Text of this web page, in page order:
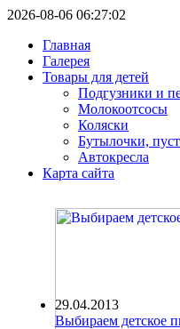
2026-08-06 06:27:02
Главная
Галерея
Товары для детей
Подгузники и
Молокоотсосы
Коляски
Бутылочки,
Автокресла
Карта сайта
29.04.2013
Выбираем детское